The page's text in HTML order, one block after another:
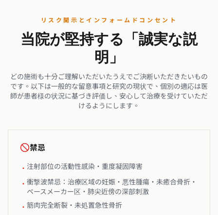
リスク開示とインフォームドコンセント
当院が堅持する「誠実な説
明」
どの施術も十分ご理解いただいたうえでご決断いただきたいもの
です。以下は一般的な留意事項と研究の現状で、個別の適応は医
師が患者様の状況に基づき評価し、安心して治療を受けていただ
けるようにします。
禁忌
• 注射部位の活動性感染・重度凝固障害
• 衝撃波禁忌：治療区域の妊娠・悪性腫瘍・未癒合骨折・
ペースメーカー区・肺尖近傍の深部刺激
• 筋肉完全断裂・未処置急性骨折